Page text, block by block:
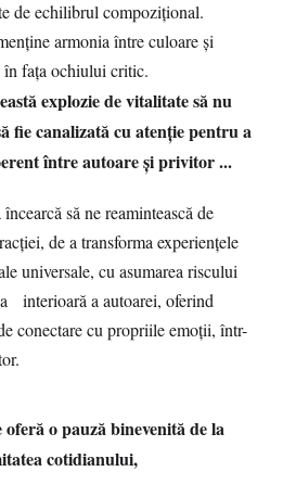
de echilibrul compozițional.
armonia între culoare și
în fața ochiului critic.
explozie de vitalitate să nu
fie canalizată cu atenție pentru a
între autoare și privitor ...
să ne reamintească de
de a transforma experiențele
universale, cu asumarea riscului
interioară a autoarei, oferind
conectare cu propriile emoții, într-
oferă o pauză binevenită de la
cotidianului,